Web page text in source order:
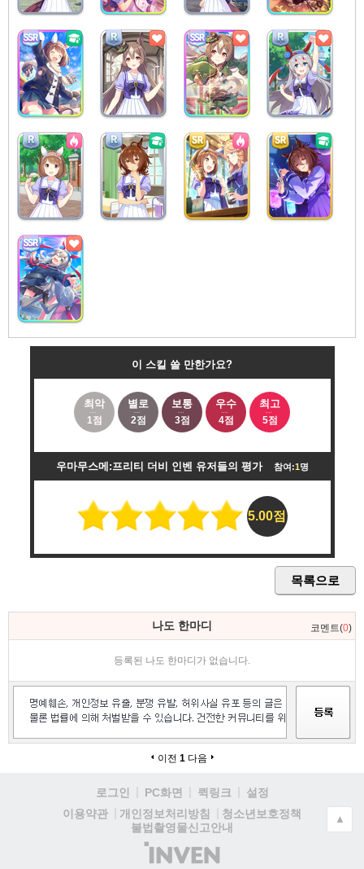
이 스킬 쓸 만한가요?
최악
1점
별로
2점
보통
3점
우수
4점
최고
5점
우마무스메:프리티 더비 인벤 유저들의 평가 참여:1명
5.00점
목록으로
나도 한마디 코멘트(0)
등록된 나도 한마디가 없습니다.
이전 1 다음
로그인 PC화면 퀵링크
설정
이용약관
개인정보처리방침
청소년보호정책
불법촬영물신고안내
(주)
인
▲